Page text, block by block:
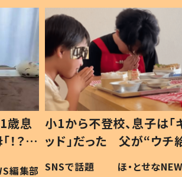
歳息
？」
編集部
小1から不登校、息子は「
ッド」だった 父が“ウチ
作り続ける理由とは #令
SNSで話題 ほ・とせな